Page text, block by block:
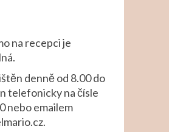
na recepci je
denně od 8.00 do
telefonicky na čísle
nebo emailem